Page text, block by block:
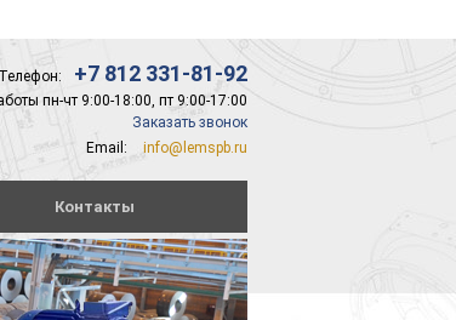
Телефон: +7 812 331-81-92
пн-чт 9:00-18:00, пт 9:00-17:00
Заказать звонок
Email:
info@lemspb.ru
Контакты